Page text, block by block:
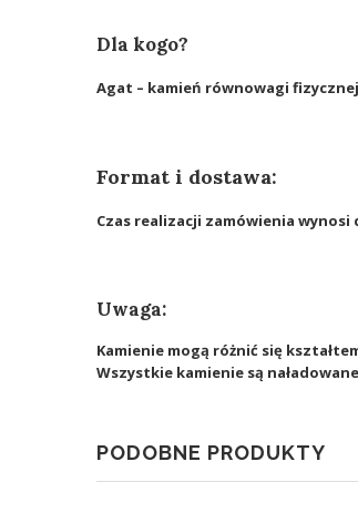
Dla kogo?
Agat – kamień równowagi
Format i dostawa:
Czas realizacji zamówienia wynosi
Uwaga:
Kamienie mogą różnić się
Wszystkie kamienie są
PODOBNE PRODUKTY